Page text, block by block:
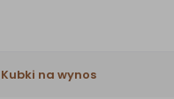
Kubki na wynos